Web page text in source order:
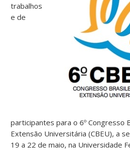
trabalhos
e de
participantes para o 6º Congresso
Extensão Universitária (CBEU), a
19 a 22 de maio, na Universidade